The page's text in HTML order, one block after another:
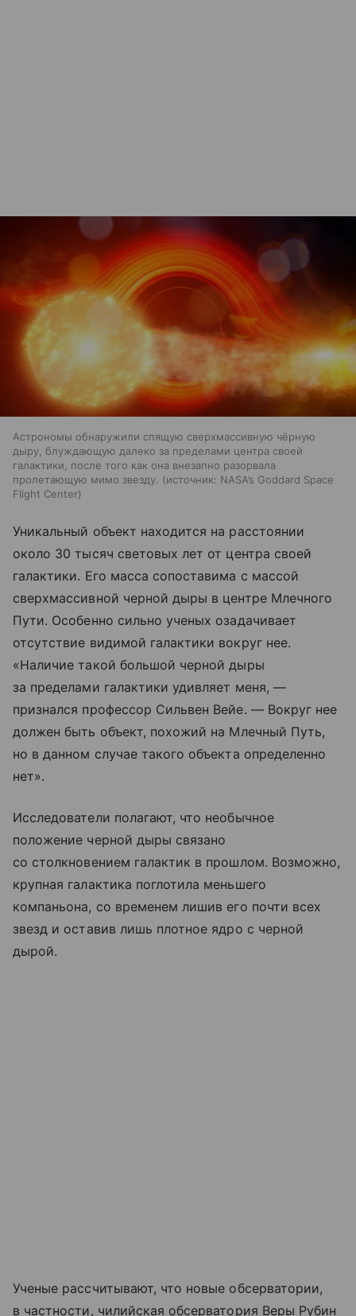
Астрономы обнаружили спящую сверхмассивную чёрную
дыру, блуждающую далеко за пределами центра своей
галактики, после того как она внезапно разорвала
пролетающую мимо звезду.
источник: NASA’s Goddard Space
Flight Center
Уникальный объект находится на расстоянии
около 30 тысяч световых лет от центра своей
галактики. Его масса сопоставима с массой
сверхмассивной черной дыры в центре Млечного
Пути. Особенно сильно ученых озадачивает
отсутствие видимой галактики вокруг нее.
«Наличие такой большой черной дыры
за пределами галактики удивляет меня, —
признался профессор Сильвен Вейе. — Вокруг нее
должен быть объект, похожий на Млечный Путь,
но в данном случае такого объекта определенно
нет».
Исследователи полагают, что необычное
положение черной дыры связано
со столкновением галактик в прошлом. Возможно,
крупная галактика поглотила меньшего
компаньона, со временем лишив его почти всех
звезд и оставив лишь плотное ядро с черной
дырой.
Ученые рассчитывают, что новые обсерватории,
в частности, чилийская обсерватория Веры Рубин